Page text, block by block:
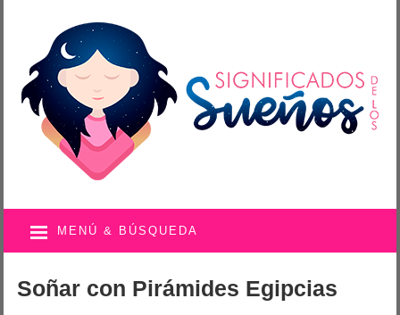
MENÚ & BÚSQUEDA
Soñar con Pirámides Egipcias